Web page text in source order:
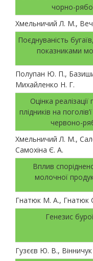
чорно-
Хмельничий Л. М.,
Поєднуваність
показниками
Полупан Ю. П.,
Михайленко Н. Г.
Оцінка реалізації
плідників на
червоно-
Хмельничий Л. М.,
Самохіна Є. А.
Вплив
молочної
Гнатюк М. А., Гнатюк
Генезис
Гузєєв Ю. В.,